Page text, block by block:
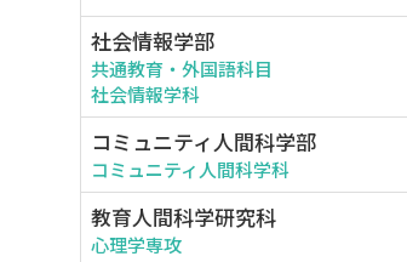
社会情報学部
共通教育・外国語科目
社会情報学科
コミュニティ人間科学部
コミュニティ人間科学科
教育人間科学研究科
心理学専攻